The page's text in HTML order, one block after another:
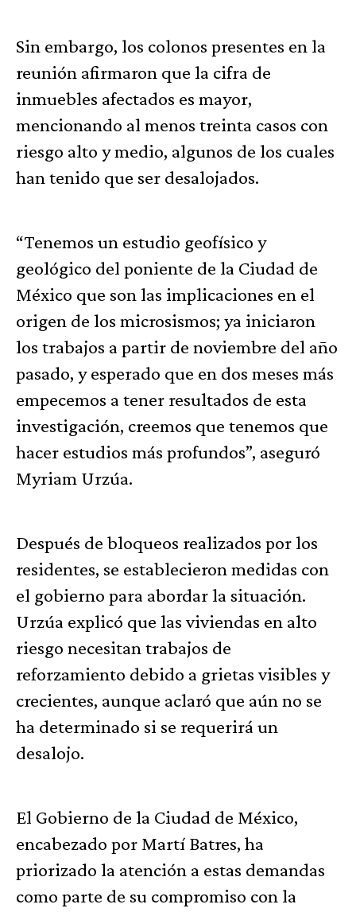
Sin embargo, los colonos presentes en la
reunión afirmaron que la cifra de
inmuebles afectados es mayor,
mencionando al menos treinta casos con
riesgo alto y medio, algunos de los cuales
han tenido que ser desalojados.
“Tenemos un estudio geofísico y
geológico del poniente de la Ciudad de
México que son las implicaciones en el
origen de los microsismos; ya iniciaron
los trabajos a partir de noviembre del año
pasado, y esperado que en dos meses más
empecemos a tener resultados de esta
investigación, creemos que tenemos que
hacer estudios más profundos”, aseguró
Myriam Urzúa.
Después de bloqueos realizados por los
residentes, se establecieron medidas con
el gobierno para abordar la situación.
Urzúa explicó que las viviendas en alto
riesgo necesitan trabajos de
reforzamiento debido a grietas visibles y
crecientes, aunque aclaró que aún no se
ha determinado si se requerirá un
desalojo.
El Gobierno de la Ciudad de México,
encabezado por Martí Batres, ha
priorizado la atención a estas demandas
como parte de su compromiso con la